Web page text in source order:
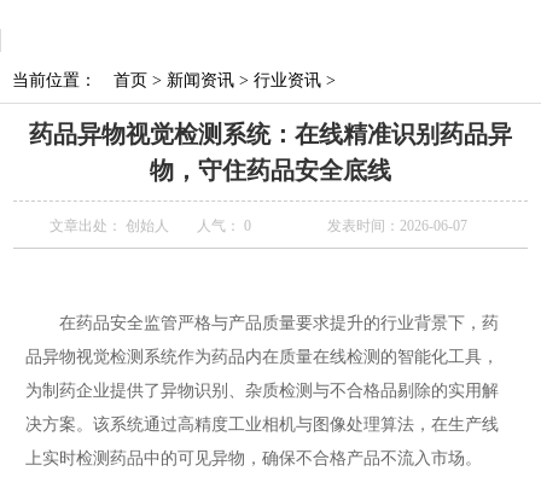
当前位置： 首页 > 新闻资讯 > 行业资讯 >
药品异物视觉检测系统：在线精准识别药品异
物，守住药品安全底线
文章出处： 创始人 人气： 0 发表时间：2026-06-07
在药品安全监管严格与产品质量要求提升的行业背景下，药
品异物视觉检测系统作为药品内在质量在线检测的智能化工具，
为制药企业提供了异物识别、杂质检测与不合格品剔除的实用解
决方案。该系统通过高精度工业相机与图像处理算法，在生产线
上实时检测药品中的可见异物，确保不合格产品不流入市场。